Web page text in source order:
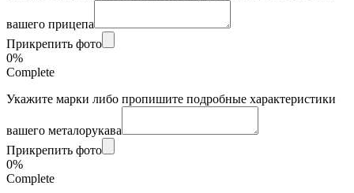
вашего прицепа
Прикрепить фото
0%
Complete
Укажите марки либо пропишите подробные характеристики
вашего металорукава
Прикрепить фото
0%
Complete